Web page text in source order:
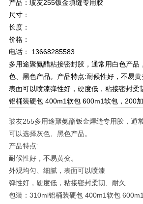
产品：玻友255钣金填缝专用胶
尺寸：
长度：
价格：
电话： 13668285583
多用途聚氨醋粘接密封胶，通常用白色产品
色、黑色产品。产品特点:耐候性好，不易黄
表面可以喷漆弹性好，硬度低，粘接密封柔
铝桶装硬包 400m1软包 600m1软包，200加
玻友255多用途聚氨酯钣金焊缝专用胶，通
可以选择灰色、黑色产品。
产品特点:
耐候性好，不易黄变。
外观均匀、细腻，表面可以喷漆
弹性好，硬度低，粘接密封柔韧、耐久
包装： 310ml铝桶装硬包 400m1软包